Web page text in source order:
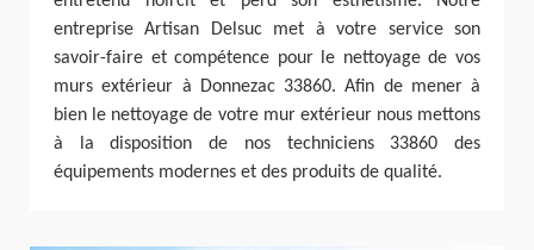
entreprise Artisan Delsuc met à votre service son
savoir-faire et compétence pour le nettoyage de vos
murs extérieur à Donnezac 33860. Afin de mener à
bien le nettoyage de votre mur extérieur nous mettons
à la disposition de nos techniciens 33860 des
équipements modernes et des produits de qualité.